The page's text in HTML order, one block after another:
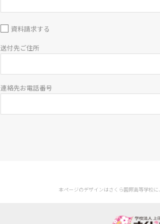
資料請求する
送付先ご住所
連絡先お電話番号
本ページのデザインはさくら国際高等学校に、